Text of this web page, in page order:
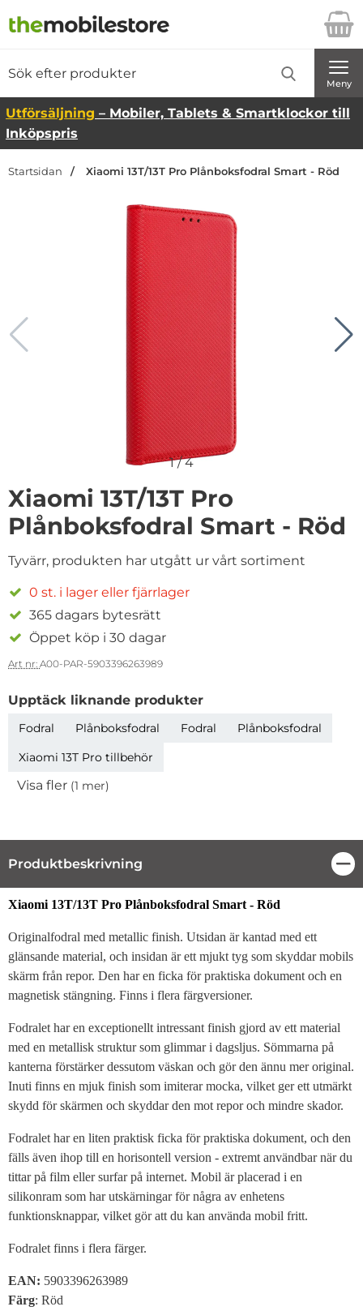
Startsidan för Danira Telecom AB
Meny
Utförsäljning – Mobiler, Tablets & Smartklockor till
Inköpspris
Startsidan Xiaomi 13T/13T Pro Plånboksfodral Smart - Röd
1/4
Xiaomi 13T/13T Pro
Plånboksfodral Smart - Röd
Tyvärr, produkten har utgått ur vårt sortiment
0 st. i lager eller fjärrlager
365 dagars bytesrätt
Öppet köp i 30 dagar
Art nr: A00-PAR-5903396263989
Upptäck liknande produkter
Fodral Plånboksfodral Fodral
Plånboksfodral
Xiaomi 13T Pro tillbehör
Visa fler (1 mer)
Produktbeskrivning
Produktbeskrivning
Xiaomi 13T/13T Pro Plånboksfodral Smart - Röd
Originalfodral med metallic finish. Utsidan är kantad med ett
glänsande material, och insidan är ett mjukt tyg som skyddar mobils
skärm från repor. Den har en ficka för praktiska dokument och en
magnetisk stängning. Finns i flera färgversioner.
Fodralet har en exceptionellt intressant finish gjord av ett material
med en metallisk struktur som glimmar i dagsljus. Sömmarna på
kanterna förstärker dessutom väskan och gör den ännu mer original.
Inuti finns en mjuk finish som imiterar mocka, vilket ger ett utmärkt
skydd för skärmen och skyddar den mot repor och mindre skador.
Fodralet har en liten praktisk ficka för praktiska dokument, och den
fälls även ihop till en horisontell version - extremt användbar när du
tittar på film eller surfar på internet. Mobil är placerad i en
silikonram som har utskärningar för några av enhetens
funktionsknappar, vilket gör att du kan använda mobil fritt.
Fodralet finns i flera färger.
EAN: 5903396263989
Färg: Röd